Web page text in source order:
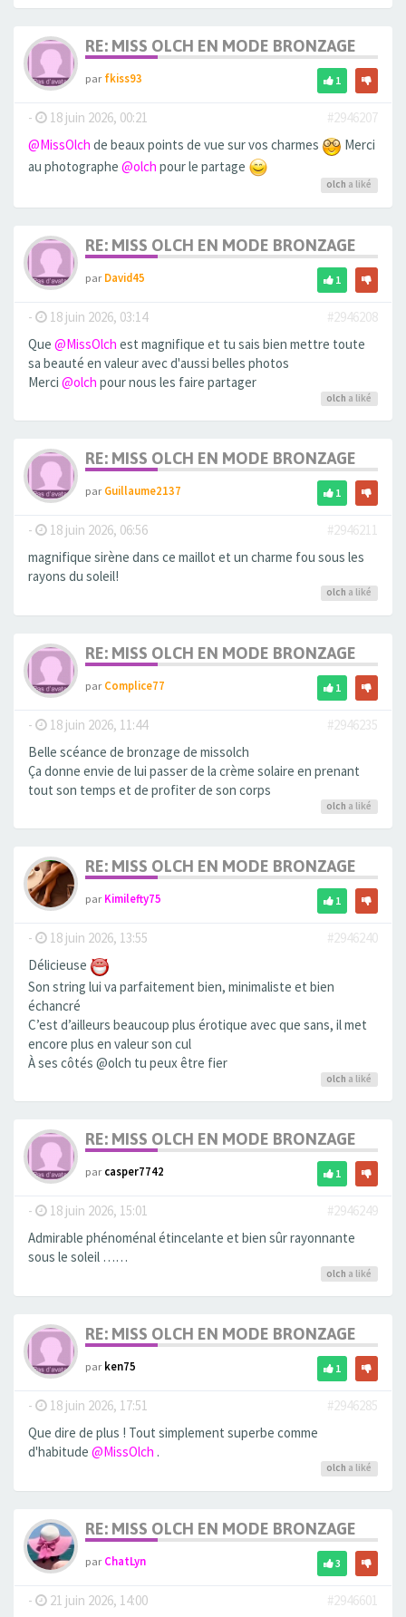
RE: MISS OLCH EN MODE BRONZAGE
parfkiss93 1
- 18 juin 2026, 00:21
#2946207
@MissOlch de beaux points de vue sur vos charmes
Merci
au photographe @olch pour le partage
olch a liké
RE: MISS OLCH EN MODE BRONZAGE
parDavid45 1
- 18 juin 2026, 03:14
#2946208
Que @MissOlch est magnifique et tu sais bien mettre toute
sa beauté en valeur avec d'aussi belles photos
Merci @olch pour nous les faire partager
olch a liké
RE: MISS OLCH EN MODE BRONZAGE
parGuillaume2137 1
- 18 juin 2026, 06:56
#2946211
magnifique sirène dans ce maillot et un charme fou sous les
rayons du soleil!
olch a liké
RE: MISS OLCH EN MODE BRONZAGE
parComplice77 1
- 18 juin 2026, 11:44
#2946235
Belle scéance de bronzage de missolch
Ça donne envie de lui passer de la crème solaire en prenant
tout son temps et de profiter de son corps
olch a liké
RE: MISS OLCH EN MODE BRONZAGE
parKimilefty75 1
- 18 juin 2026, 13:55
#2946240
Délicieuse
Son string lui va parfaitement bien, minimaliste et bien
échancré
C’est d’ailleurs beaucoup plus érotique avec que sans, il met
encore plus en valeur son cul
À ses côtés @olch tu peux être fier
olch a liké
RE: MISS OLCH EN MODE BRONZAGE
parcasper7742 1
- 18 juin 2026, 15:01
#2946249
Admirable phénoménal étincelante et bien sûr rayonnante
sous le soleil ……
olch a liké
RE: MISS OLCH EN MODE BRONZAGE
parken75 1
- 18 juin 2026, 17:51
#2946285
Que dire de plus ! Tout simplement superbe comme
d'habitude @MissOlch .
olch a liké
RE: MISS OLCH EN MODE BRONZAGE
parChatLyn 3
- 21 juin 2026, 14:00
#2946601